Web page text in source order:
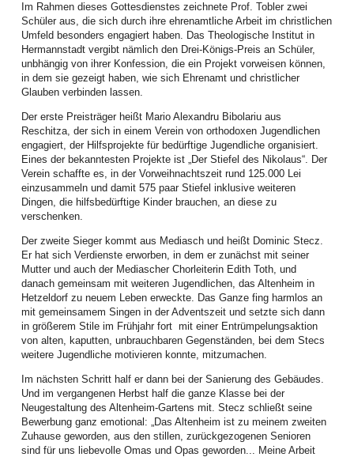
Ortschaften. In 17 Ortschaften wurden 20 WGT-Gottesdienste gefeiert, zwölf
davon am Stichtag, dem 6. März 2026, einer Online (Petroschen). Auch die
Angestellten des LK feierten in diesem Jahr im Festsaal des Bischofshauses
mit. 63 Kinder nahmen an den fünf angebotenen Kindergottesdiensten teil,
zudem wurde in der Kunstschule in Hermannstadt auch mit Schülern gefeiert.
Das soziale Projekt beeindruckte alle, die gesamte Spendensumme stellt
eine Rekordkollekte dar. Der Weltgebetstag ist ein Höhepunkt im
Gemeindeleben. Menschen lassen sich immer wieder aufs Neue begeistern,
informiert zu beten und betend zu handeln.
Mitte März organisierten die Frauen die jährliche Vertreterinnenversammlung
und Vorstandswahlen. Diese wurden im Festsaal des Bischofshauses in
Hermannstadt durchgeführt. Der Einladung der Vorstandsfrauen folgten 40
aktive Frauen aus 21 Gemeinden aller Bezirke. Der Gottesdienst zu Beginn
war der Jahreslosung gewidmet und wurde von vier Diplom-Theologinnen
unserer Landeskirche gestaltet. Das Hauptreferat zum Thema Frauenrechte
hielt Andrei Ciubotaru (Kronstadt), Mitglied im Jugendwerk der EKR.
Inspiriert und informiert gingen die Frauen in die Gruppenarbeit und
beschäftigten sich intensiv mit diesem umfassenden Thema. Für die
Vorstandswahlen wurden viele starke Frauen als Kandidatinnen
vorgeschlagen. Nach zehn Jahren intensiver Zusammenarbeit
verabschiedeten sich Bettina Kenst, Christiane Lorenz und Edith Toth mit
dem Versprechen, auch zukünftig punktuell mitzuwirken.
In den neuen Vorstand wurden Angelika Sara Beer (Neppendorf), Sunhild
(Sächsisch Regen) gewählt. Ihnen stehen weiterhin Henriette Guib
(Hermannstadt) als Ehrenvorsitzende und Katharina Borsos (Bistritz) als LK-
Mitglied zur Seite.
In der ersten Vorstandssitzung wurden Sunhild Galter als Vorsitzende und
Martina Melinda Zey als Stellvertretende gewählt. „Siehe ich mache alles
Im Rahmen dieses Gottesdienstes zeichnete Prof. Tobler zwei
Schüler aus, die sich durch ihre ehrenamtliche Arbeit im christlichen
Umfeld besonders engagiert haben. Das Theologische Institut in
Hermannstadt vergibt nämlich den Drei-Königs-Preis an Schüler,
unbhängig von ihrer Konfession, die ein Projekt vorweisen können,
in dem sie gezeigt haben, wie sich Ehrenamt und christlicher
Glauben verbinden lassen.
Der erste Preisträger heißt Mario Alexandru Bibolariu aus
Reschitza, der sich in einem Verein von orthodoxen Jugendlichen
engagiert, der Hilfsprojekte für bedürftige Jugendliche organisiert.
Eines der bekanntesten Projekte ist „Der Stiefel des Nikolaus“. Der
Verein schaffte es, in der Vorweihnachtszeit rund 125.000 Lei
einzusammeln und damit 575 paar Stiefel inklusive weiteren
Dingen, die hilfsbedürftige Kinder brauchen, an diese zu
verschenken.
Der zweite Sieger kommt aus Mediasch und heißt Dominic Stecz.
Er hat sich Verdienste erworben, in dem er zunächst mit seiner
Mutter und auch der Mediascher Chorleiterin Edith Toth, und
danach gemeinsam mit weiteren Jugendlichen, das Altenheim in
Hetzeldorf zu neuem Leben erweckte. Das Ganze fing harmlos an
mit gemeinsamem Singen in der Adventszeit und setzte sich dann
in größerem Stile im Frühjahr fortmit einer Entrümpelungsaktion
von alten, kaputten, unbrauchbaren Gegenständen, bei dem Stecs
weitere Jugendliche motivieren konnte, mitzumachen.
Im nächsten Schritt half er dann bei der Sanierung des Gebäudes.
Und im vergangenen Herbst half die ganze Klasse bei der
Neugestaltung des Altenheim-Gartens mit. Stecz schließt seine
Bewerbung ganz emotional: „Das Altenheim ist zu meinem zweiten
Zuhause geworden, aus den stillen, zurückgezogenen Senioren
sind für uns liebevolle Omas und Opas geworden... Meine Arbeit